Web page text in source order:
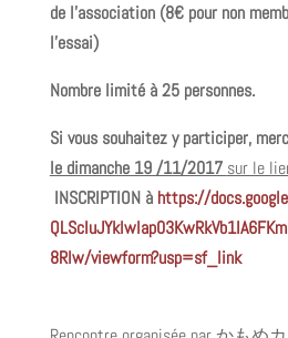
de l’association (8€pour non
l’essai)
Nombre limité à 25personnes.
Si vous souhaitez y participer,
le dimanche 19 /11/2017 sur le
INSCRIPTION à https://
8Rlw/viewform?usp=sf_link